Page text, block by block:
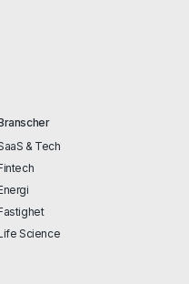
& Tech
Science